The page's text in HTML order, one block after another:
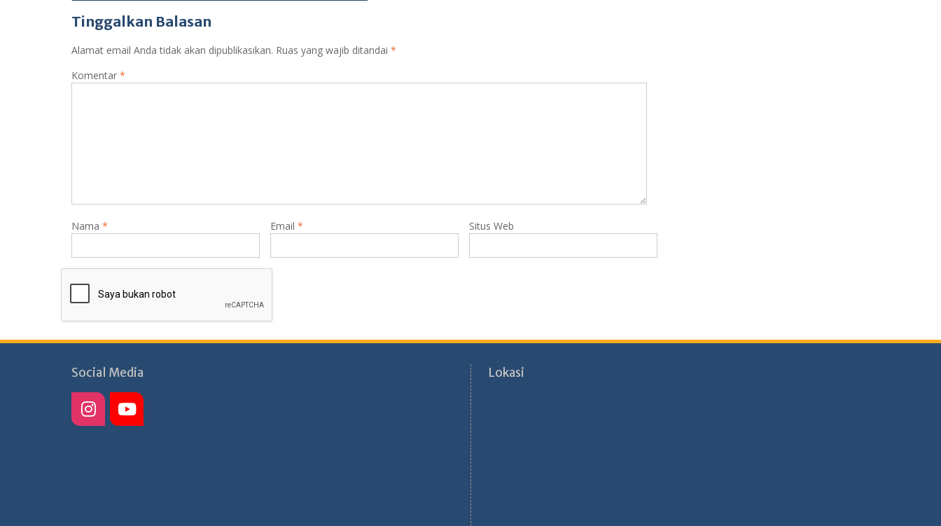
Tinggalkan Balasan
Alamat email Anda tidak akan dipublikasikan. Ruas yang wajib ditandai *
Komentar *
Nama * Email * Situs Web
Social Media Lokasi